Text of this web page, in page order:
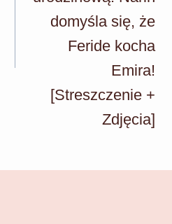
domyśla się, że
Feride kocha
Emira!
[Streszczenie +
Zdjęcia]